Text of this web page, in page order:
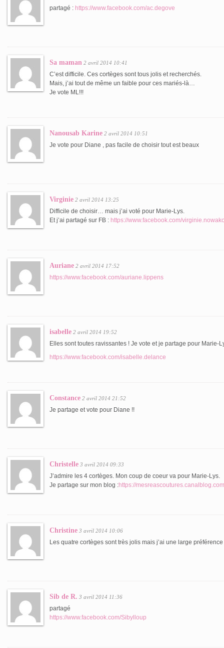
partagé : https://www.facebook.com/ac.degove
Sa maman 2 avril 2014 10:41
C’est difficile. Ces cortèges sont tous jolis et recherchés.
Mais, j’ai tout de même un faible pour ces mariés-là…
Je vote ML!!!
Nanousab Karine 2 avril 2014 10:51
Je vote pour Diane , pas facile de choisir tout est beaux
Virginie 2 avril 2014 13:25
Difficile de choisir… mais j’ai voté pour Marie-Lys.
Et j’ai partagé sur FB : https://www.facebook.com/
Auriane 2 avril 2014 17:52
https://www.facebook.com/auriane.lippens
isabelle 2 avril 2014 19:52
Elles sont toutes ravissantes ! Je vote et je partage pour Marie-
https://www.facebook.com/isabelle.delance
Constance 2 avril 2014 21:52
Je partage et vote pour Diane !!
Christelle 3 avril 2014 09:33
J’admire les 4 cortèges. Mon coup de coeur va pour Marie-Lys.
Je partage sur mon blog :https://
Christine 3 avril 2014 10:06
Les quatre cortèges sont très jolis mais j’ai une large
Sib de R. 3 avril 2014 11:36
partagé
https://www.facebook.com/Sibylloup